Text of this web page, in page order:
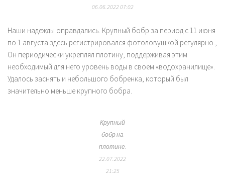
06.06.202207:02
Наши надежды оправдались. Крупный бобр за период с 11 июня
по 1 августа здесь регистрировался фотоловушкой регулярно.,
Он периодически укреплял плотину, поддерживая этим
необходимый для него уровень воды в своем «водохранилище».
Удалось заснять и небольшого бобренка, который был
значительно меньше крупного бобра.
Крупный
бобр на
плотине.
22.07.2022
21:25